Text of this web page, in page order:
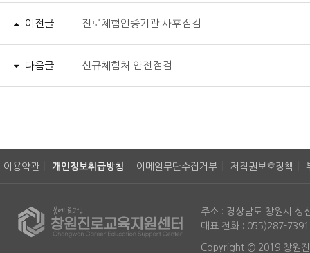
이전글 진로체험인증기관 사후점검
다음글 신규체험처 안전점검
이용약관 개인정보취급방침 이메일무단수집거부 저작권보호정책
주소 : 경상남도 창원시 성
대표 전화 : 055)287-
Copyright © 2019 창원